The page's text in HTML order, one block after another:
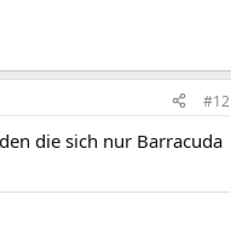
#12
die sich nur Barracuda